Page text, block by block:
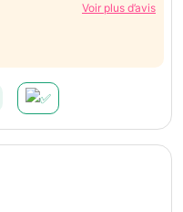
Voir plus d’avis